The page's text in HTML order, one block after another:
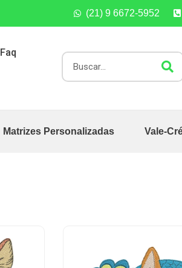
(21) 9 6672-5952
Faq
Matrizes Personalizadas Vale-